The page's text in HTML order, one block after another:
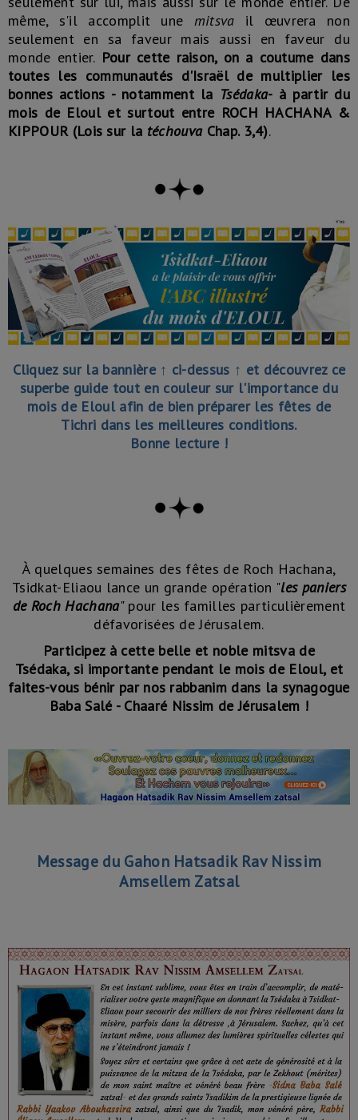
même, s'il accomplit une mitsva il œuvrera non
seulement en sa faveur mais aussi en faveur du
monde entier. Pour cette raison, on a coutume dans
toutes les communautés d'Israël de multiplier les
bonnes actions - notamment la Tsédaka- à partir du
mois de Eloul et surtout entre ROCH HACHANA &
KIPPOUR (Lois sur la téchouvaChap. 3,4).
Cliquez sur la bannière ↑ ci-dessus ↑ et découvrez ce
superbe guide tout en couleur sur l'importance du
mois de Eloul afin de bien préparer les fêtes de
Tichri dans les meilleures conditions.
Bonne lecture !
À quelques semaines des fêtes de Roch Hachana,
Tsidkat-Eliaou lance un grande opération "les paniers
de Roch Hachana" pour les familles particulièrement
défavorisées de Jérusalem.
Participez à cette belle et noble mitsva de
Tsédaka, si importante pendant le mois de Eloul, et
faites-vous bénir par nos rabbanim dans la synagogue
Baba Salé - Chaaré Nissim de Jérusalem !
Message du Gahon Hatsadik Rav Nissim
Amsellem Zatsal